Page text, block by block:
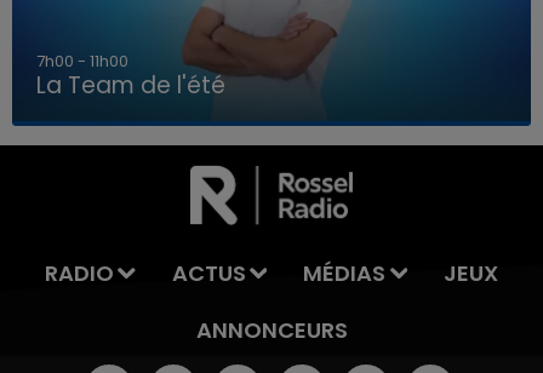
LA TEAM DE L'ÉTÉ
7h00 - 11h00
La Team de l'été
RADIO ACTUS MÉDIAS
JEUX
ANNONCEURS